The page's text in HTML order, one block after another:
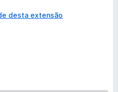
desta extensão